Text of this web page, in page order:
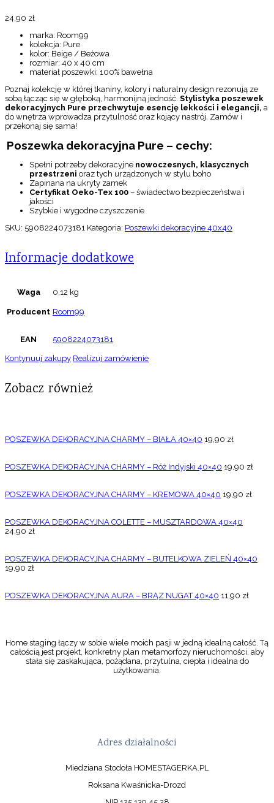
24,90 zł
marka: Room99
kolekcja: Pure
kolor: Beige / Beżowa
rozmiar: 40 x 40 cm
materiał poszewki: 100% bawełna
Poznaj kolekcję w której tkaniny, kolory i naturalny design rezonują ze
sobą łącząc się w głęboką, harmonijną jedność. Stylistyka poszewek
dekoracyjnych Pure przechwytuje esencję lekkości i elegancji, a
do wnętrza wprowadza przytulność oraz kojący nastrój. Zamów i
przekonaj się sama!
Poszewka dekoracyjna Pure – cechy:
Spełni potrzeby dekoracyjne nowoczesnych, klasycznych
przestrzeni oraz tych urządzonych w stylu boho
Zapinana na ukryty zamek
Certyfikat Oeko-Tex 100 – świadectwo bezpieczeństwa i
jakości
Szybkie i wygodne czyszczenie
SKU: 5908224073181 Kategoria: Poszewki dekoracyjne 40x40
Informacje dodatkowe
Waga 0,12 kg
Producent Room99
EAN 5908224073181
Kontynuuj zakupy Realizuj zamówienie
Zobacz również
POSZEWKA DEKORACYJNA CHARMY – BIAŁA 40×40 19,90 zł
POSZEWKA DEKORACYJNA CHARMY – Róż Indyjski 40×40 19,90 zł
POSZEWKA DEKORACYJNA CHARMY – KREMOWA 40×40 19,90 zł
POSZEWKA DEKORACYJNA COLETTE – MUSZTARDOWA 40×40
24,90 zł
POSZEWKA DEKORACYJNA CHARMY – BUTELKOWA ZIELEŃ 40×40
19,90 zł
POSZEWKA DEKORACYJNA AURA – BRĄZ NUGAT 40×40 11,90 zł
Home staging łączy w sobie wiele moich pasji w jedną idealną całość. Tą
całością jest projekt, konkretny plan metamorfozy nieruchomości, aby
stała się zaskakująca, pożądana, przytulna, ciepła i idealna do
użytkowania.
Adres działalności
Miedziana Stodoła HOMESTAGERKA.PL
Roksana Kwaśnicka-Drozd